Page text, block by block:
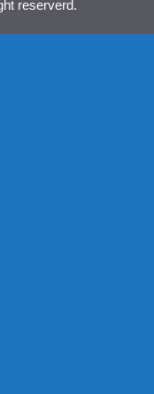
reserverd.